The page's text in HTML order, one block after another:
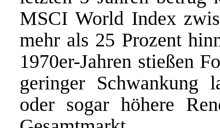
MSCI World Index
mehr als 25 Prozent
1970er-Jahren stießen
geringer Schwankung
oder sogar höhere